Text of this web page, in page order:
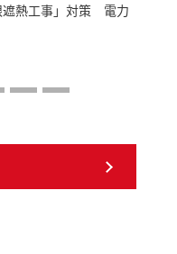
遮熱工事」対策 電力